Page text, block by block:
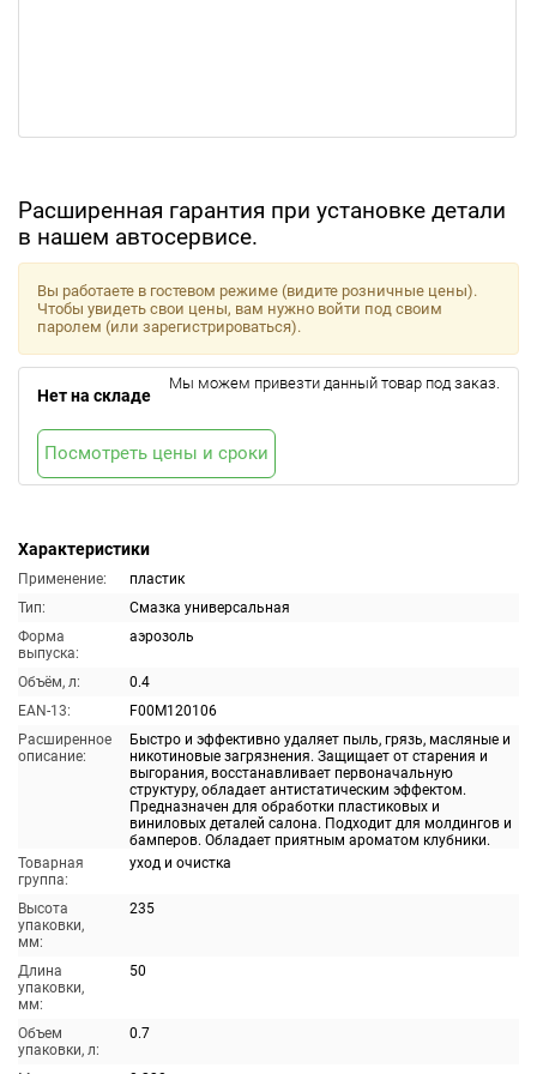
Расширенная гарантия при установке детали
в нашем автосервисе.
Характеристики
Применение:
пластик
Тип:
Смазка универсальная
Форма
выпуска:
аэрозоль
Объём, л:
0.4
EAN-13:
F00M120106
Расширенное
описание:
Быстро и эффективно удаляет пыль, грязь, масляные и
никотиновые загрязнения. Защищает от старения и
выгорания, восстанавливает первоначальную
структуру, обладает антистатическим эффектом.
Предназначен для обработки пластиковых и
виниловых деталей салона. Подходит для молдингов и
бамперов. Обладает приятным ароматом клубники.
Товарная
группа:
уход и очистка
Высота
упаковки,
мм:
235
Длина
упаковки,
мм:
50
Объем
упаковки, л:
0.7
Вы работаете в гостевом режиме (видите розничные цены).
Чтобы увидеть свои цены, вам нужно войти под своим
паролем (или зарегистрироваться).
Нет на складе
Мы можем привезти данный товар под заказ.
Посмотреть цены и сроки